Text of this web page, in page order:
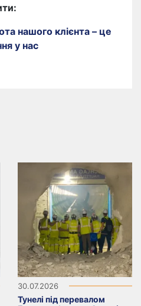
нашого клієнта – це
у нас
30.07.2026
Тунелі під перевалом